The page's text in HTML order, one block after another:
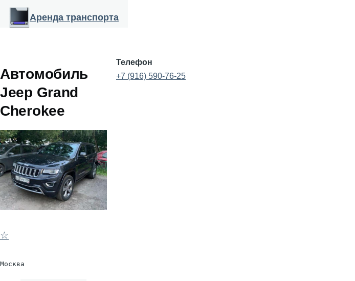
Перейти к основному содержанию
Аренда транспорта
Автомобиль
Jeep Grand
Cherokee
☆
Москва
Телефон
+7 (916) 590-76-25